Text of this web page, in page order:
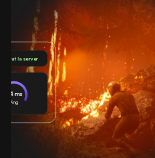
la server
24 ms
Ping